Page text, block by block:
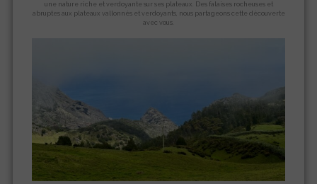
une nature riche et verdoyante sur ses plateaux. Des falaises rocheuses et
abruptes aux plateaux vallonnés et verdoyants, nous partageons cette découverte
avec vous.